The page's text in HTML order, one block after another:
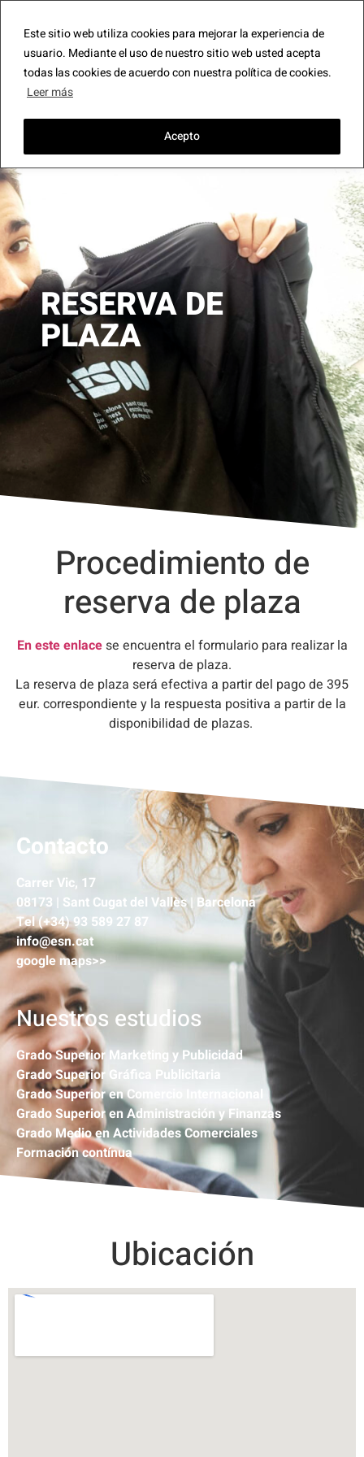
Este sitio web utiliza cookies para mejorar la experiencia de
usuario. Mediante el uso de nuestro sitio web usted acepta
todas las cookies de acuerdo con nuestra política de cookies.
Leer más
Acepto
RESERVA DE
PLAZA
Procedimiento de
reserva de plaza
En este enlacese encuentra el formulario para realizar la
reserva de plaza.
La reserva de plaza será efectiva a partir del pago de 395
eur. correspondiente y la respuesta positiva a partir de la
disponibilidad de plazas.
Contacto
Carrer Vic, 17
08173 | Sant Cugat del Vallès | Barcelona
Tel (+34) 93 589 27 87
info@esn.cat
google maps>>
Nuestros estudios
Grado Superior Marketing y Publicidad
Grado Superior Gráfica Publicitaria
Grado Superior en Comercio Internacional
Grado Superior en Administración y Finanzas
Grado Medio en Actividades Comerciales
Formación contínua
Ubicación